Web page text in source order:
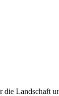
Landschaft